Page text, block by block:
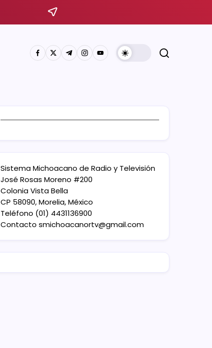
Sistema Michoacano de Radio y Televisión
José Rosas Moreno #200
Colonia Vista Bella
CP 58090, Morelia, México
Teléfono (01) 4431136900
Contacto smichoacanortv@gmail.com